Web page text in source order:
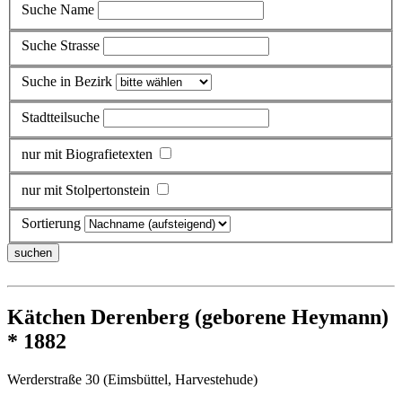
Suche Name
Suche Strasse
Suche in Bezirk
Stadtteilsuche
nur mit Biografietexten
nur mit Stolpertonstein
Sortierung
Kätchen Derenberg (geborene Heymann)
* 1882
Werderstraße 30 (Eimsbüttel, Harvestehude)